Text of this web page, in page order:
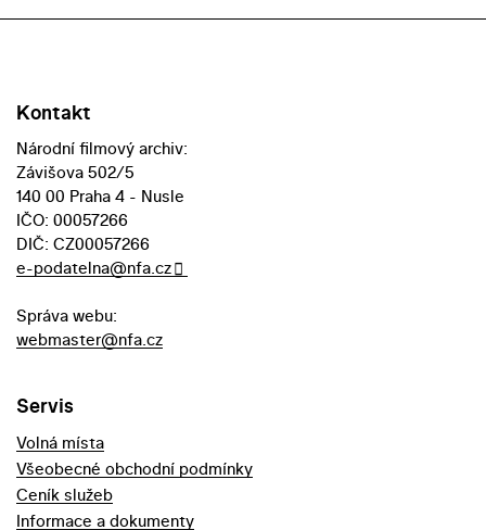
Kontakt
Národní filmový archiv:
Závišova 502/5
140 00 Praha 4 - Nusle
IČO: 00057266
DIČ: CZ00057266
e-podatelna@nfa.cz
Správa webu:
webmaster@nfa.cz
Servis
Volná místa
Všeobecné obchodní podmínky
Ceník služeb
Informace a dokumenty